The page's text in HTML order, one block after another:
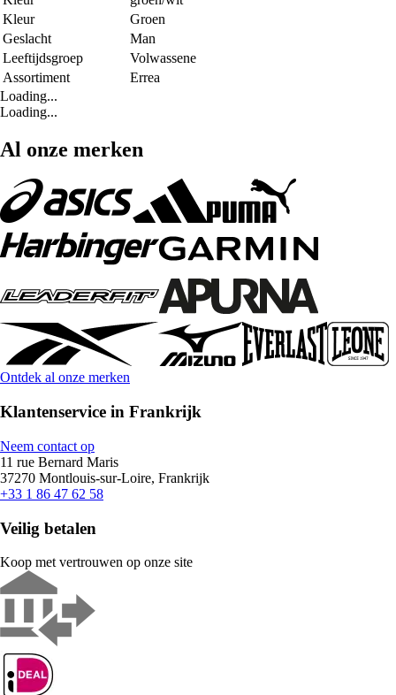
Kleur
Groen
Geslacht
Man
Leeftijdsgroep
Volwassene
Assortiment
Errea
Loading...
Loading...
Al onze merken
Ontdek al onze merken
Klantenservice in Frankrijk
Neem contact op
11 rue Bernard Maris
37270 Montlouis-sur-Loire, Frankrijk
+33 1 86 47 62 58
Veilig betalen
Koop met vertrouwen op onze site